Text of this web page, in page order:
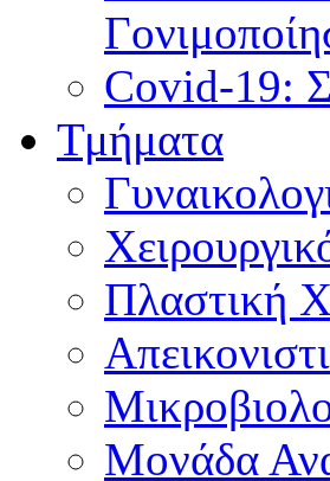
Covid-19:
Τμήματα
Πλαστική
Μονάδα